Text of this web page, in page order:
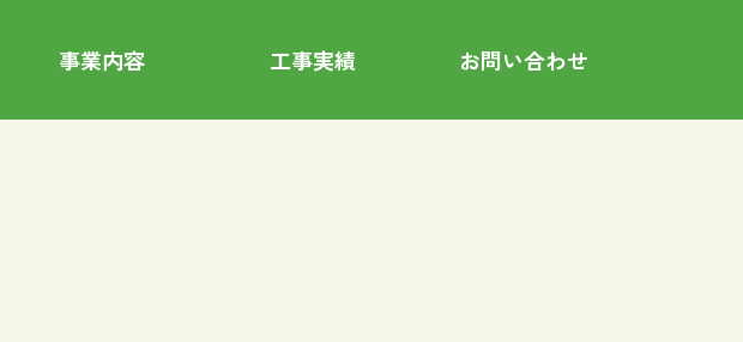
事業内容 工事実績 お問い合わせ